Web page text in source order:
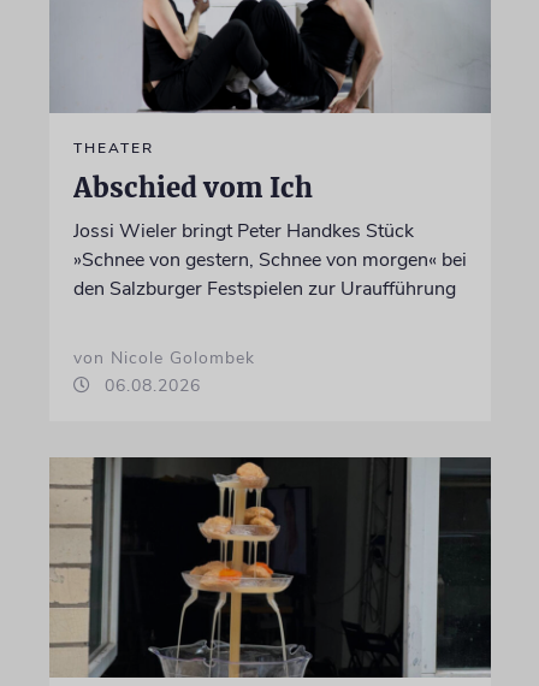
THEATER
Abschied vom Ich
Jossi Wieler bringt Peter Handkes Stück
»Schnee von gestern, Schnee von morgen« bei
den Salzburger Festspielen zur Uraufführung
von Nicole Golombek
06.08.2026